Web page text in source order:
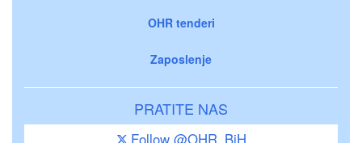
OHR tenderi
Zaposlenje
PRATITE NAS
Follow @OHR_BiH